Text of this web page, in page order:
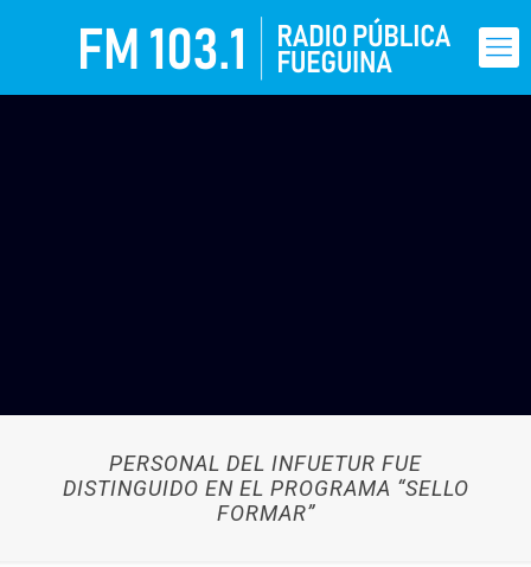
PERSONAL DEL INFUETUR FUE
DISTINGUIDO EN EL PROGRAMA “SELLO
FORMAR”